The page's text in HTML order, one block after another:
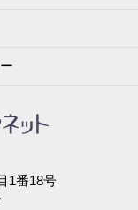
1番18号